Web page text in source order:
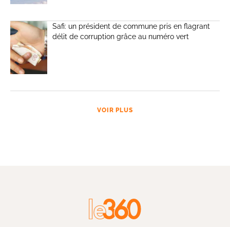
Safi: un président de commune pris en flagrant
délit de corruption grâce au numéro vert
VOIR PLUS